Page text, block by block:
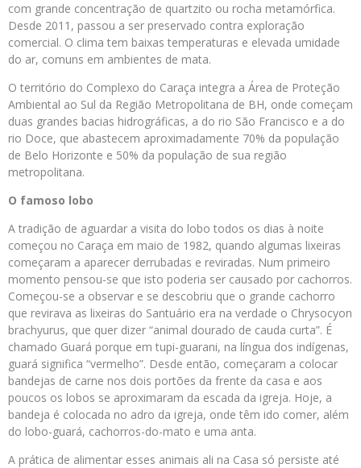
com grande concentração de quartzito ou rocha metamórfica.
Desde 2011, passou a ser preservado contra exploração
comercial. O clima tem baixas temperaturas e elevada umidade
do ar, comuns em ambientes de mata.
O território do Complexo do Caraça integra a Área de Proteção
Ambiental ao Sul da Região Metropolitana de BH, onde começam
duas grandes bacias hidrográficas, a do rio São Francisco e a do
rio Doce, que abastecem aproximadamente 70% da população
de Belo Horizonte e 50% da população de sua região
metropolitana.
O famoso lobo
A tradição de aguardar a visita do lobo todos os dias à noite
começou no Caraça em maio de 1982, quando algumas lixeiras
começaram a aparecer derrubadas e reviradas. Num primeiro
momento pensou-se que isto poderia ser causado por cachorros.
Começou-se a observar e se descobriu que o grande cachorro
que revirava as lixeiras do Santuário era na verdade o Chrysocyon
brachyurus, que quer dizer “animal dourado de cauda curta”. É
chamado Guará porque em tupi-guarani, na língua dos indígenas,
guará significa “vermelho”. Desde então, começaram a colocar
bandejas de carne nos dois portões da frente da casa e aos
poucos os lobos se aproximaram da escada da igreja. Hoje, a
bandeja é colocada no adro da igreja, onde têm ido comer, além
do lobo-guará, cachorros-do-mato e uma anta.
A prática de alimentar esses animais ali na Casa só persiste até